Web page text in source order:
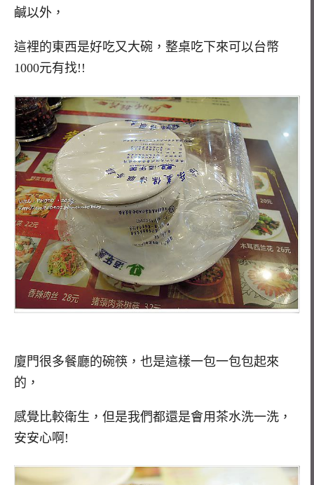
鹹以外，
這裡的東西是好吃又大碗，整桌吃下來可以台幣
1000元有找!!
廈門很多餐廳的碗筷，也是這樣一包一包包起來
的，
感覺比較衛生，但是我們都還是會用茶水洗一洗，
安安心啊!